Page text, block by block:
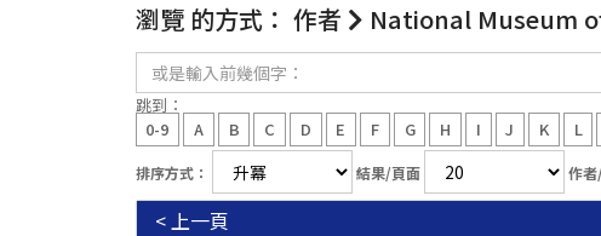
瀏覽 的方式： 作者 National Museum
或
輸
入
前
幾
字：
跳到：
0-9
A B C D E F G H I J K L
排序方式： 結果/頁面 作者
< 上一頁